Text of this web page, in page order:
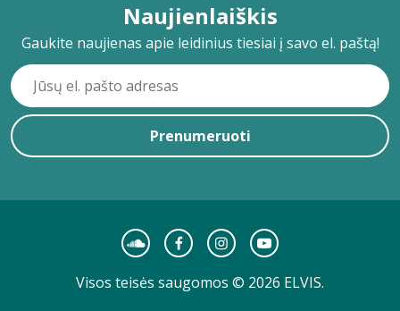
Naujienlaiškis
Gaukite naujienas apie leidinius tiesiai į savo el. paštą!
Prenumeruoti
Visos teisės saugomos © 2026 ELVIS.